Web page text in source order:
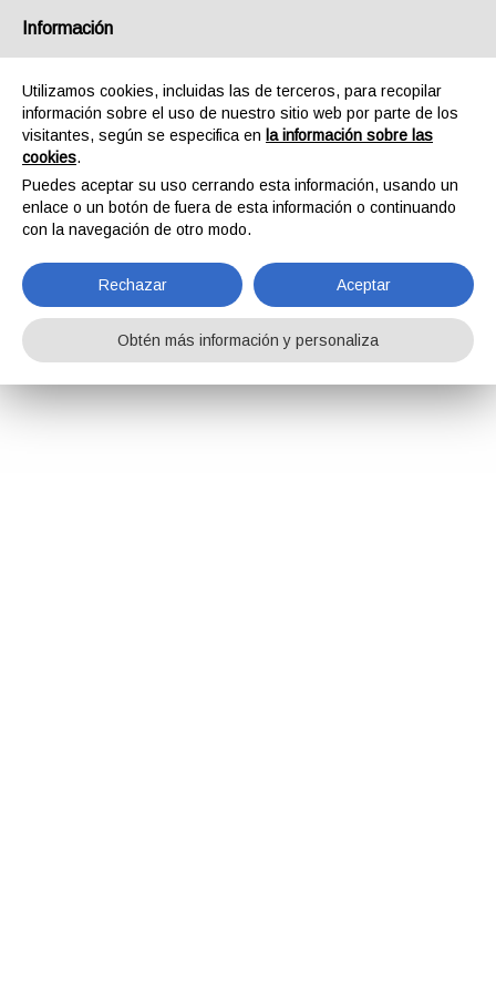
Información
Utilizamos cookies, incluidas las de terceros, para recopilar
información sobre el uso de nuestro sitio web por parte de los
visitantes, según se especifica en la información sobre las
cookies.
Puedes aceptar su uso cerrando esta información, usando un
enlace o un botón de fuera de esta información o continuando
con la navegación de otro modo.
Rechazar Aceptar
Obtén más información y personaliza